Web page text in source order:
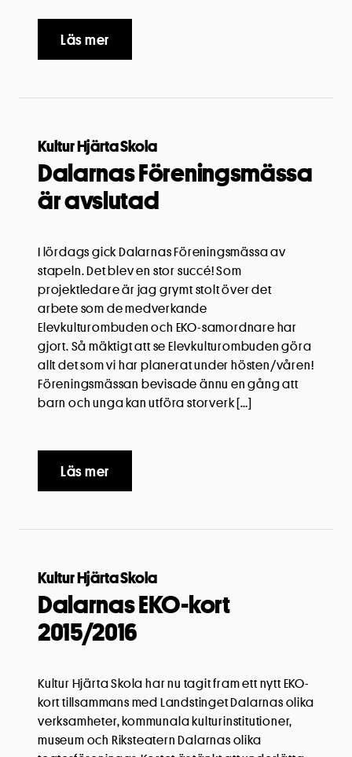
Läs mer
Kultur Hjärta Skola
Dalarnas Föreningsmässa
är avslutad
I lördags gick Dalarnas Föreningsmässa av
stapeln. Det blev en stor succé! Som
projektledare är jag grymt stolt över det
arbete som de medverkande
Elevkulturombuden och EKO-samordnare har
gjort. Så mäktigt att se Elevkulturombuden göra
allt det som vi har planerat under hösten/våren!
Föreningsmässan bevisade ännu en gång att
barn och unga kan utföra storverk […]
Läs mer
Kultur Hjärta Skola
Dalarnas EKO-kort
2015/2016
Kultur Hjärta Skola har nu tagit fram ett nytt EKO-
kort tillsammans med Landstinget Dalarnas olika
verksamheter, kommunala kulturinstitutioner,
museum och Riksteatern Dalarnas olika